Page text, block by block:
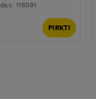
:116091
PIRKTI